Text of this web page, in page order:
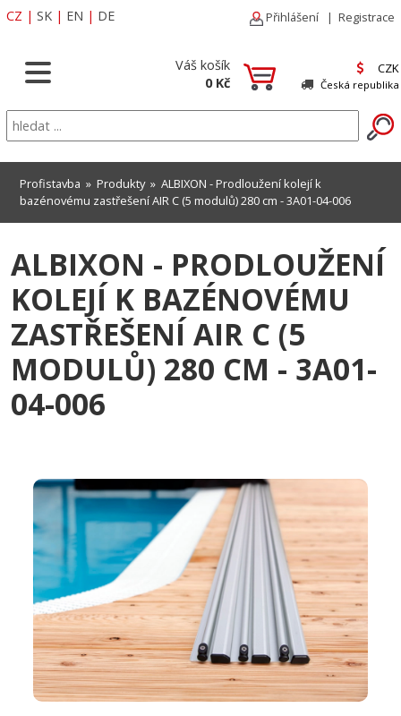
CZ | SK | EN | DE Přihlášení | Registrace
Váš košík
0 Kč
CZK
Česká republika
Profistavba » Produkty» ALBIXON - Prodloužení kolejí k
bazénovému zastřešení AIR C (5 modulů) 280 cm - 3A01-04-006
ALBIXON - PRODLOUŽENÍ
KOLEJÍ K BAZÉNOVÉMU
ZASTŘEŠENÍ AIR C (5
MODULŮ) 280 CM - 3A01-
04-006